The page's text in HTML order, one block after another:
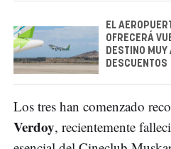
EL
OFRECERÁ
DESTINO MUY
DESCUENTOS
Los tres han comenzado
Verdoy, recientemente